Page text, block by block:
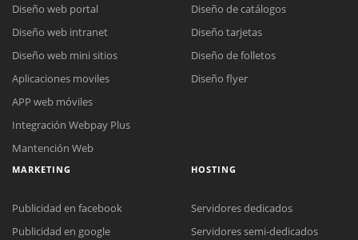
Diseño web portal
Diseño web intranet
Diseño web mini sitios
Aplicaciones moviles
APP web móviles
Integración Webpay Plus
Mantención Web
Diseño de catálogos
Diseño tarjetas
Diseño de folletos
Diseño flyer
MARKETING
Publicidad en facebook
Publicidad en google
HOSTING
Servidores dedicados
Servidores semi-dedicados